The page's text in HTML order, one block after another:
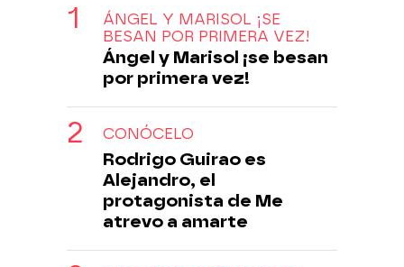
ÁNGEL Y MARISOL ¡SE
BESAN POR PRIMERA VEZ!
Ángel y Marisol ¡se besan
por primera vez!
CONÓCELO
Rodrigo Guirao es
Alejandro, el
protagonista de Me
atrevo a amarte